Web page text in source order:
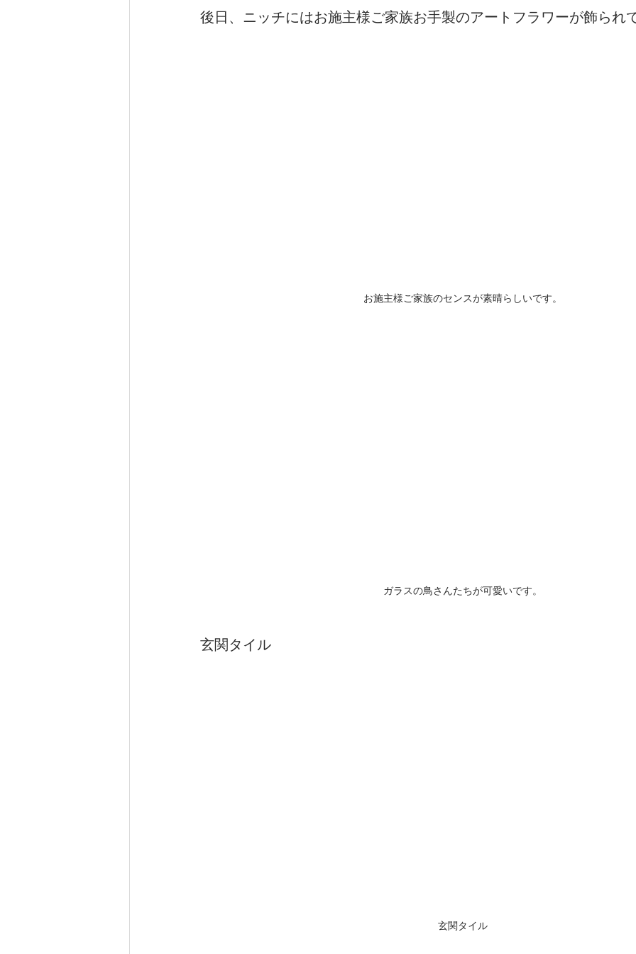
後日、ニッチにはお施主様ご家族お手製のアートフラワーが飾られ
お施主様ご家族のセンスが素晴らしいです。
ガラスの鳥さんたちが可愛いです。
玄関タイル
玄関タイル